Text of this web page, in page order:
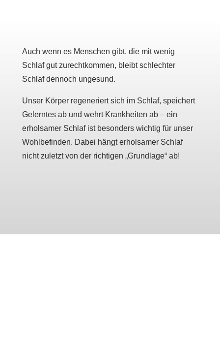
Auch wenn es Menschen gibt, die mit wenig
Schlaf gut zurechtkommen, bleibt schlechter
Schlaf dennoch ungesund.
Unser Körper regeneriert sich im Schlaf, speichert
Gelerntes ab und wehrt Krankheiten ab – ein
erholsamer Schlaf ist besonders wichtig für unser
Wohlbefinden. Dabei hängt erholsamer Schlaf
nicht zuletzt von der richtigen „Grundlage“ ab!